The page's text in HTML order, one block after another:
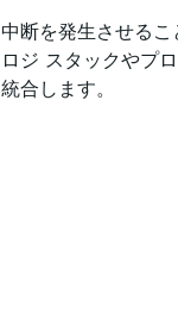
中断を発生させる
ロジ スタックやプ
統合します。